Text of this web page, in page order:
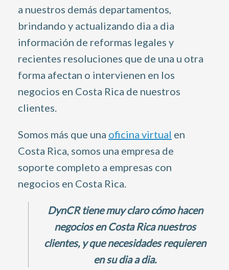
a nuestros demás departamentos,
brindando y actualizando dia a dia
información de reformas legales y
recientes resoluciones que de una u otra
forma afectan o intervienen en los
negocios en Costa Rica de nuestros
clientes.
Somos más que una oficina virtual en
Costa Rica, somos una empresa de
soporte completo a empresas con
negocios en Costa Rica.
DynCR tiene muy claro cómo hacen
negocios en Costa Rica nuestros
clientes, y que necesidades requieren
en su dia a dia.